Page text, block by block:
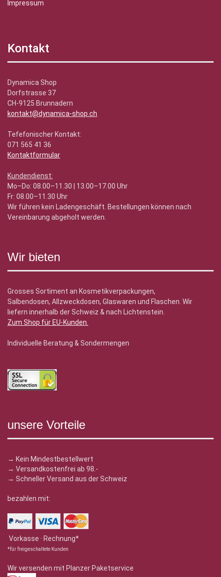
Impressum
Kontakt
Dynamica Shop
Dorfstrasse 37
CH-9125 Brunnadern
kontakt@dynamica-shop.ch
Tefefonischer Kontakt:
071 565 41 36
Kontaktformular
Kundendienst:
Mo–Do: 08.00–11.30 | 13.00–17.00 Uhr
Fr: 08.00–11.30 Uhr
Wir führen kein Ladengeschäft. Bestellungen können nach
Vereinbarung abgeholt werden.
Wir bieten
Grosses Sortiment an Kosmetikverpackungen,
Salbendosen, Allzweckdosen, Glaswaren und Flaschen. Wir
liefern innerhalb der Schweiz & nach Lichtenstein.
Zum Shop für EU-Kunden
Individuelle Beratung & Sondermengen
unsere Vorteile
→ Kein Mindestbestellwert
→ Versandkostenfrei ab 98.-
→ Schneller Versand aus der Schweiz
bezahlen mit:
Vorkasse · Rechnung*
*für freigeschaltete Kunden
Wir versenden mit Planzer Paketservice